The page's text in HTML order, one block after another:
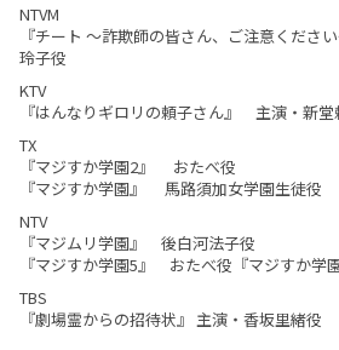
NTVM
『チート ～詐欺師の皆さん、ご注意くだ
玲子役
KTV
『はんなりギロリの頼子さん』 主演・新堂
TX
『マジすか学園2』 おたべ役
『マジすか学園』 馬路須加女学園生徒役
NTV
『マジムリ学園』 後白河法子役
『マジすか学園5』 おたべ役『マジすか
TBS
『劇場霊からの招待状』 主演・香坂里緒役